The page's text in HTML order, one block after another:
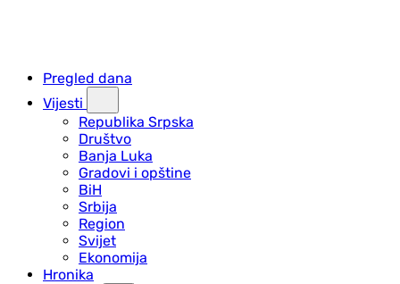
Pregled dana
Vijesti
Republika Srpska
Društvo
Banja Luka
Gradovi i opštine
BiH
Srbija
Region
Svijet
Ekonomija
Hronika